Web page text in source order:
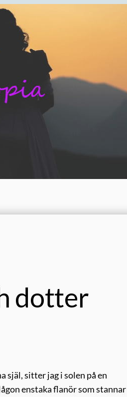
dotter
själ, sitter jag i solen på en
enstaka flanör som stannar